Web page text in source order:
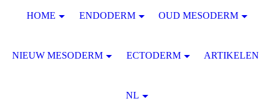
HOME ENDODERM OUD MESODERM
NIEUW MESODERM ECTODERM ARTIKELEN
NL